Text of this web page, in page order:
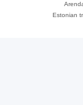
Estonian